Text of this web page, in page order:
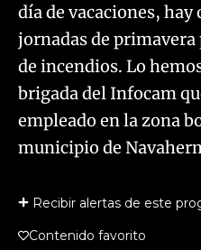
día de vacaciones,
jornadas de
de incendios. Lo
brigada del Infocam
empleado en la zona
municipio de
Recibir alertas de este
Contenido favorito